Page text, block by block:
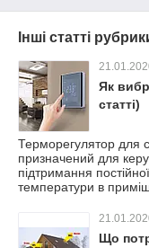
Інші статті
Як
статті)
Терморегулятор для
призначений для
підтримання
температури в
Що